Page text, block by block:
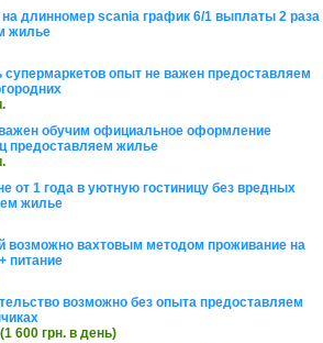
на длинномер scania график 6/1 выплаты 2 раза
жилье
супермаркетов опыт не важен предоставляем
обучим официальное оформление
предоставляем жилье
от 1 года в уютную гостиницу без вредных
жилье
возможно вахтовым методом проживание на
питание
возможно без опыта предоставляем
600 грн. в день)